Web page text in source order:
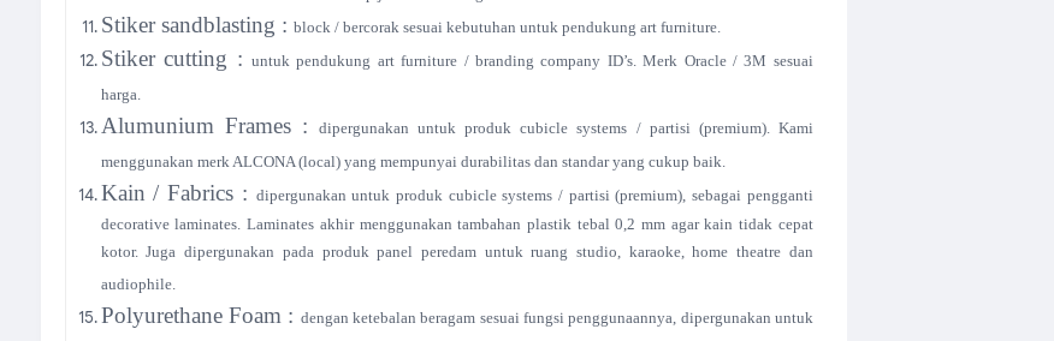
Stiker sandblasting : block / bercorak sesuai kebutuhan untuk pendukung art furniture.
Stiker cutting : untuk pendukung art furniture / branding company ID’s. Merk Oracle / 3M sesuai
harga.
Alumunium Frames :dipergunakan untuk produk cubicle systems / partisi (premium). Kami
menggunakan merk ALCONA (local) yang mempunyai durabilitas dan standar yang cukup baik.
Kain / Fabrics : dipergunakan untuk produk cubicle systems / partisi (premium), sebagai pengganti
decorative laminates. Laminates akhir menggunakan tambahan plastik tebal 0,2 mm agar kain tidak cepat
kotor. Juga dipergunakan pada produk panel peredam untuk ruang studio, karaoke, home theatre dan
audiophile.
Polyurethane Foam : dengan ketebalan beragam sesuai fungsi penggunaannya, dipergunakan untuk